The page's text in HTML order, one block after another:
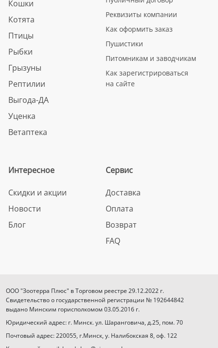
Кошки
Котята
Птицы
Рыбки
Грызуны
Рептилии
Выгода-ДА
Уценка
Ветаптека
Реквизиты компании
Как оформить заказ
Пушистики
Питомникам и заводчикам
Как зарегистрироваться
на сайте
Интересное
Скидки и акции
Новости
Блог
Сервис
Доставка
Оплата
Возврат
FAQ
ООО "Зоотерра Плюс" в Торговом реестре 29.12.2022 г.
Свидетельство о государственной регистрации № 192644842
выдано Минским горисполкомом 03.05.2016 г.
Юридический адрес: г. Минск. ул. Шаранговича, д.25, пом. 70
Почтовый адрес: 220055, г.Минск, у. Налибокская 8, оф. 122